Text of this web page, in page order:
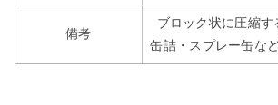
備考
ブロック状に圧縮
缶詰・スプレー缶な